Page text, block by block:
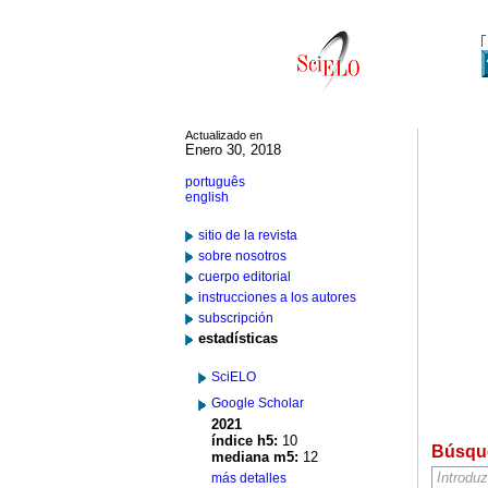
Actualizado en
Enero 30, 2018
português
english
sitio de la revista
sobre nosotros
cuerpo editorial
instrucciones a los autores
subscripción
estadísticas
SciELO
Google Scholar
2021
índice h5: 10
mediana m5: 12
más detalles